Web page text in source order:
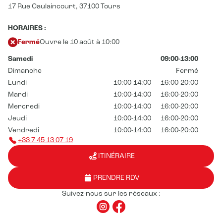
17 Rue Caulaincourt, 37100 Tours
HORAIRES :
FerméOuvre le 10 août à 10:00
Samedi
09:00-13:00
Dimanche
Fermé
Lundi
10:00-14:00
16:00-20:00
Mardi
10:00-14:00
16:00-20:00
Mercredi
10:00-14:00
16:00-20:00
Jeudi
10:00-14:00
16:00-20:00
Vendredi
10:00-14:00
16:00-20:00
+33 7 45 13 07 19
ITINÉRAIRE
PRENDRE RDV
Suivez-nous sur les réseaux :